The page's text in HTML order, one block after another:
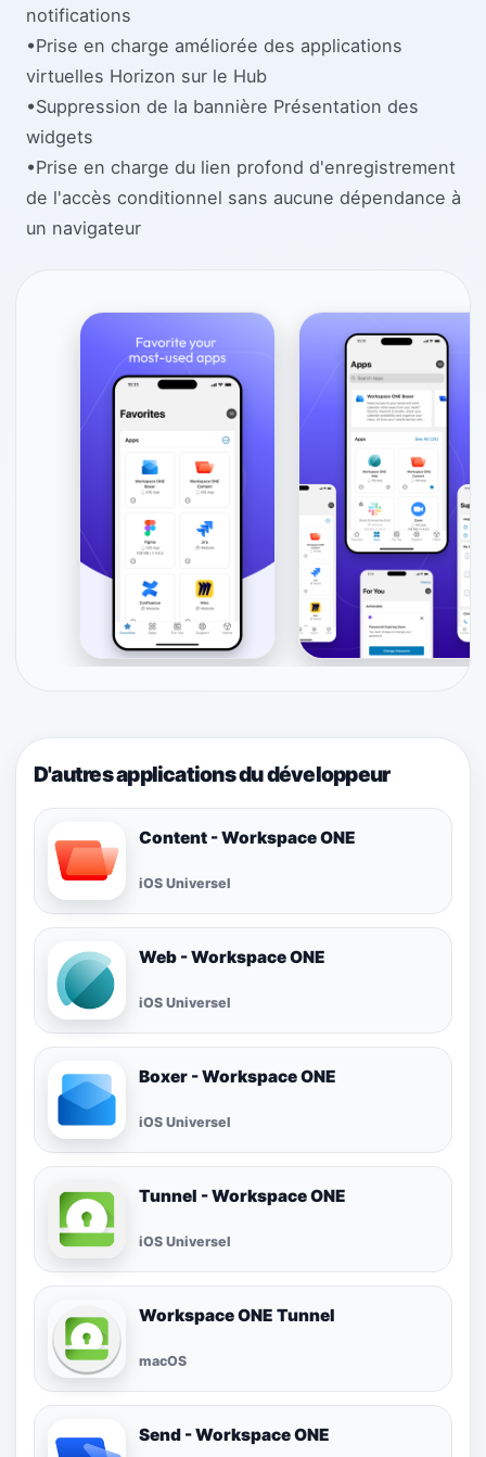
notifications
•Prise en charge améliorée des applications
virtuelles Horizon sur le Hub
•Suppression de la bannière Présentation des
widgets
•Prise en charge du lien profond d'enregistrement
de l'accès conditionnel sans aucune dépendance à
un navigateur
D'autres applications du développeur
Content - Workspace ONE
iOS Universel
Web - Workspace ONE
iOS Universel
Boxer - Workspace ONE
iOS Universel
Tunnel - Workspace ONE
iOS Universel
Workspace ONE Tunnel
macOS
Send - Workspace ONE